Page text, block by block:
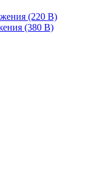
(220 В)
(380 В)